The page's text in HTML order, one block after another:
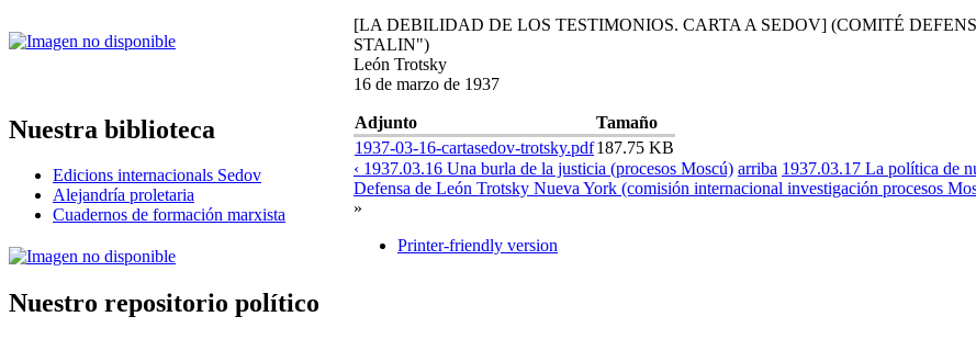
Nuestra biblioteca
Edicions internacionals Sedov
Alejandría proletaria
Cuadernos de formación marxista
Nuestro repositorio político
[LA DEBILIDAD DE LOS TESTIMONIOS. CARTA A SEDOV] (COMITÉ
STALIN")
León Trotsky
16 de marzo de 1937
Adjunto
Tamaño
1937-03-16-cartasedov-trotsky.pdf187.75 KB
‹ 1937.03.16 Una burla de la justicia (procesos Moscú) arriba 1937.03.17 La política de
Defensa de León Trotsky Nueva York (comisión internacional investigación procesos
»
Printer-friendly version